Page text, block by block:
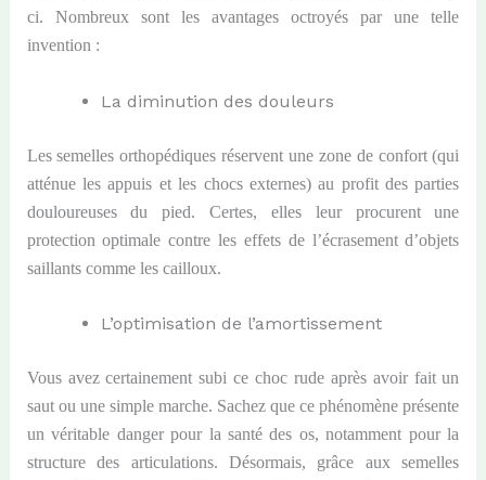
ci. Nombreux sont les avantages octroyés par une telle
invention :
La diminution des douleurs
Les semelles orthopédiques réservent une zone de confort (qui
atténue les appuis et les chocs externes) au profit des parties
douloureuses du pied. Certes, elles leur procurent une
protection optimale contre les effets de l’écrasement d’objets
saillants comme les cailloux.
L’optimisation de l’amortissement
Vous avez certainement subi ce choc rude après avoir fait un
saut ou une simple marche. Sachez que ce phénomène présente
un véritable danger pour la santé des os, notamment pour la
structure des articulations. Désormais, grâce aux semelles